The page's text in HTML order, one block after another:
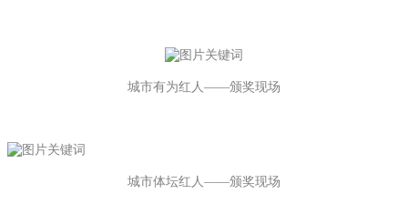
城市有为红人——颁奖现场
城市体坛红人——颁奖现场